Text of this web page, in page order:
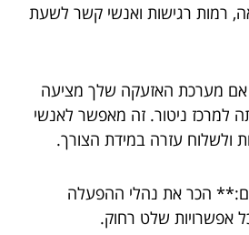
רמות רגישות ואנשי קשר לשעת
אם מערכת האזעקה שלך מציעה
למרכז ניטור. זה מאפשר לאנשי
ולשלוח עזרה במידת הצורך.
הכר את נהלי ההפעלה
אפשרויות שלט רחוק.